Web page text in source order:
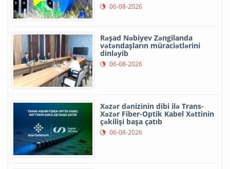
06-08-2026
Rəşad Nəbiyev Zəngilanda
vətəndaşların müraciətlərini
dinləyib
06-08-2026
Xəzər dənizinin dibi ilə Trans-
Xəzər Fiber-Optik Kabel Xəttinin
çəkilişi başa çatıb
06-08-2026